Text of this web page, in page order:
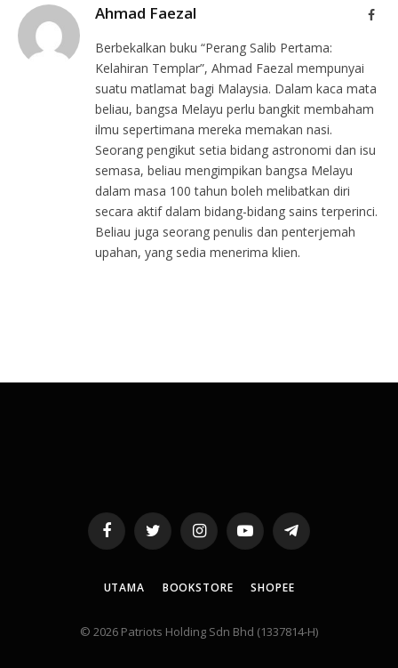
Ahmad Faezal
Berbekalkan buku “Perang Salib Pertama:
Kelahiran Templar”, Ahmad Faezal mempunyai
suatu matlamat bagi Malaysia. Dalam kaca mata
beliau, bangsa Melayu perlu bangkit membaham
ilmu sepertimana mereka memakan nasi.
Seorang pengikut setia bidang astronomi dan isu
semasa, beliau mengimpikan bangsa Melayu
dalam masa 100 tahun boleh melibatkan diri
secara aktif dalam bidang-bidang sains terperinci.
Beliau juga seorang penulis dan penterjemah
upahan, yang sedia menerima klien.
FacebookTwitter InstagramYouTubeTelegram
UTAMA BOOKSTORE SHOPEE
© 2026 Patriots Holding Sdn Bhd (1337814-H)